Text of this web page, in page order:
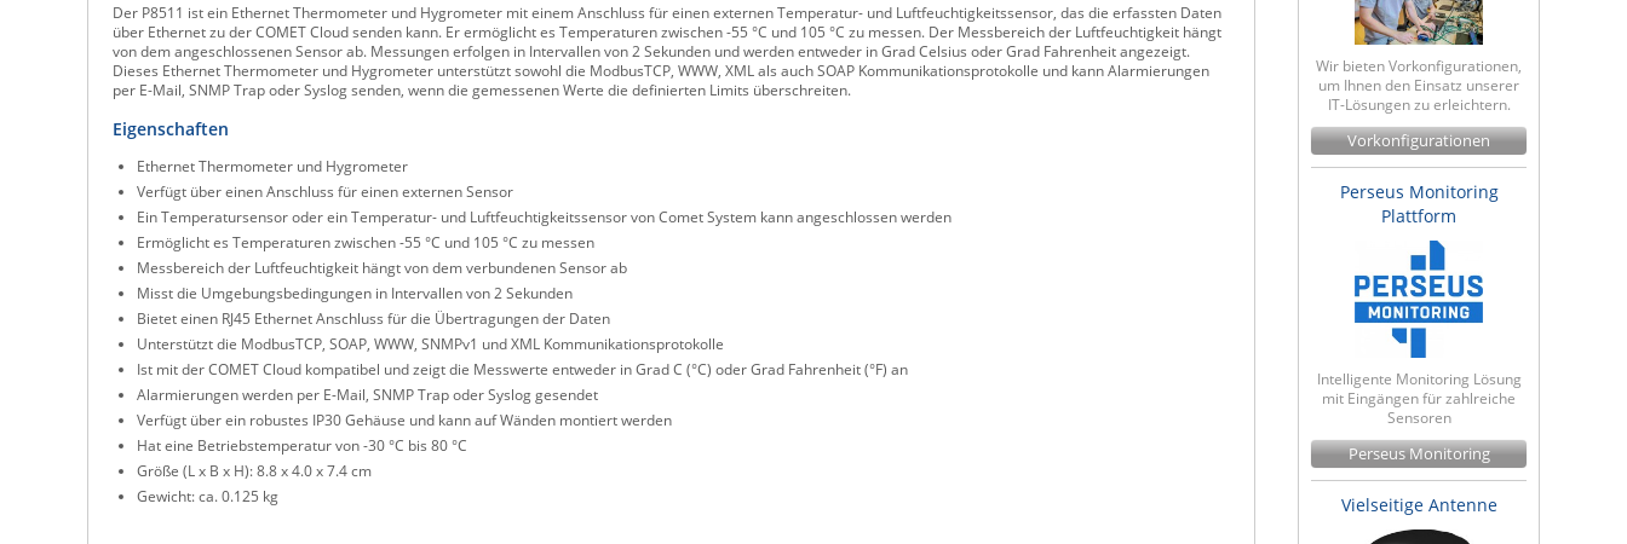
Der P8511 ist ein Ethernet Thermometer und Hygrometer mit einem Anschluss für einen externen Temperatur- und Luftfeuchtigkeitssensor, das die erfassten Daten
über Ethernet zu der COMET Cloud senden kann. Er ermöglicht es Temperaturen zwischen -55 °C und 105 °C zu messen. Der Messbereich der Luftfeuchtigkeit hängt
von dem angeschlossenen Sensor ab. Messungen erfolgen in Intervallen von 2 Sekunden und werden entweder in Grad Celsius oder Grad Fahrenheit angezeigt.
Dieses Ethernet Thermometer und Hygrometer unterstützt sowohl die ModbusTCP, WWW, XML als auch SOAP Kommunikationsprotokolle und kann Alarmierungen
per E-Mail, SNMP Trap oder Syslog senden, wenn die gemessenen Werte die definierten Limits überschreiten.
Eigenschaften
Ethernet Thermometer und Hygrometer
Verfügt über einen Anschluss für einen externen Sensor
Ein Temperatursensor oder ein Temperatur- und Luftfeuchtigkeitssensor von Comet System kann angeschlossen werden
Ermöglicht es Temperaturen zwischen -55 °C und 105 °C zu messen
Messbereich der Luftfeuchtigkeit hängt von dem verbundenen Sensor ab
Misst die Umgebungsbedingungen in Intervallen von 2 Sekunden
Bietet einen RJ45 Ethernet Anschluss für die Übertragungen der Daten
Unterstützt die ModbusTCP, SOAP, WWW, SNMPv1 und XML Kommunikationsprotokolle
Ist mit der COMET Cloud kompatibel und zeigt die Messwerte entweder in Grad C (°C) oder Grad Fahrenheit (°F) an
Alarmierungen werden per E-Mail, SNMP Trap oder Syslog gesendet
Verfügt über ein robustes IP30 Gehäuse und kann auf Wänden montiert werden
Hat eine Betriebstemperatur von -30 °C bis 80 °C
Größe (L x B x H): 8.8 x 4.0 x 7.4 cm
Gewicht: ca. 0.125 kg
Wir bieten Vorkonfigurationen,
um Ihnen den Einsatz unserer
IT-Lösungen zu erleichtern.
Vorkonfigurationen
Perseus Monitoring
Plattform
Intelligente Monitoring Lösung
mit Eingängen für zahlreiche
Sensoren
Perseus Monitoring
Vielseitige Antenne